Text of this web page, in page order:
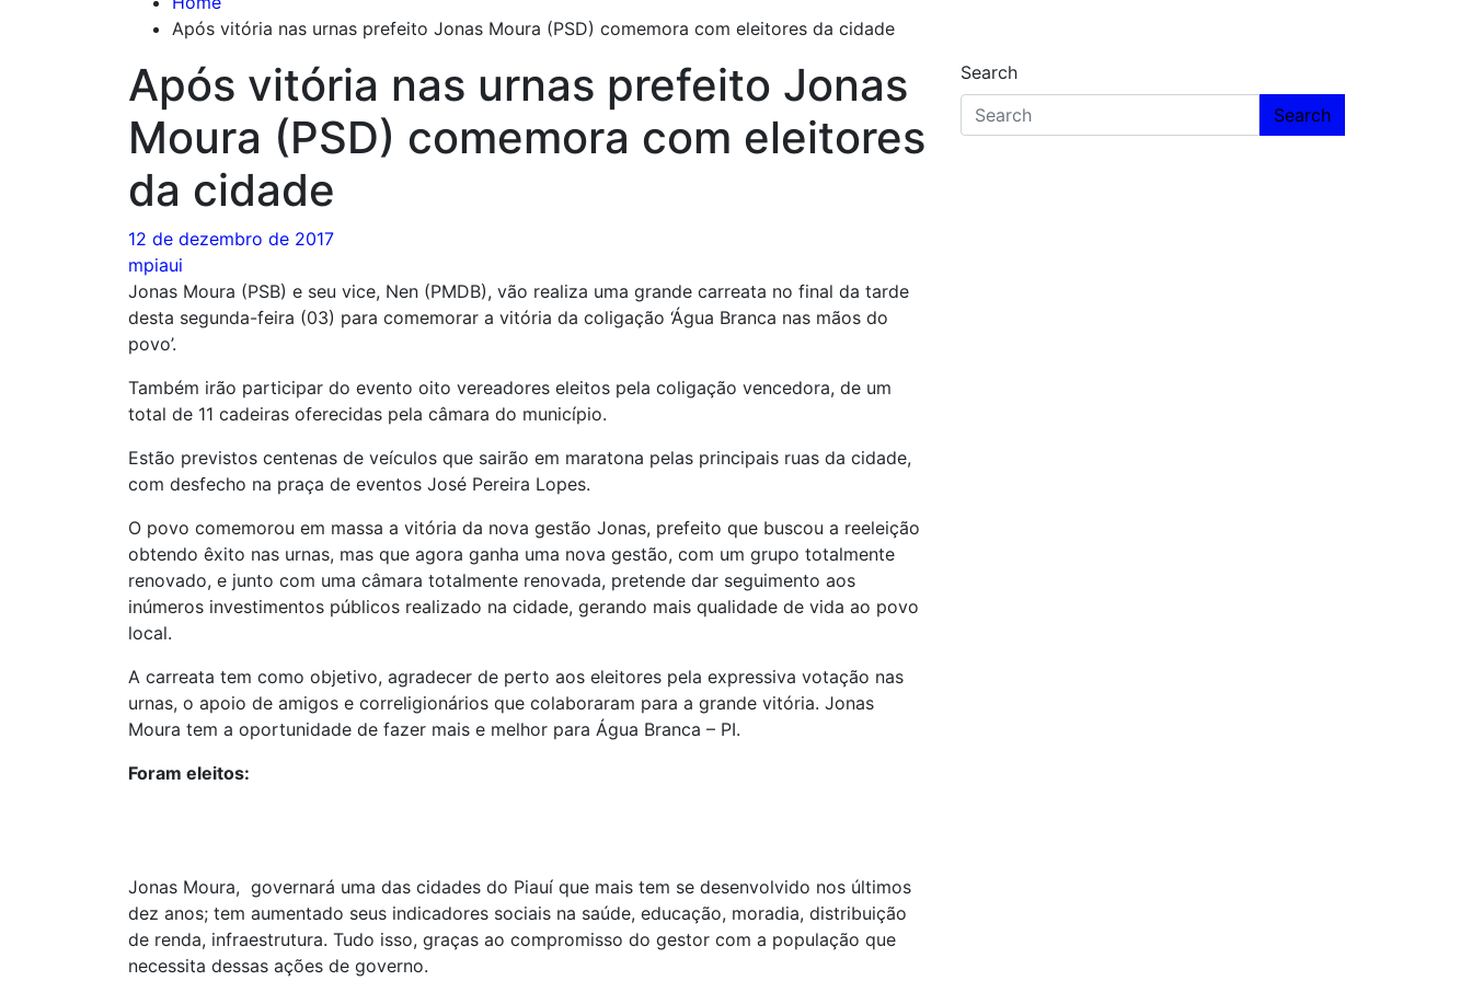
Após vitória nas urnas prefeito Jonas Moura (PSD) comemora com eleitores da cidade
Após vitória nas urnas prefeito Jonas
Moura (PSD) comemora com eleitores
da cidade
12 de dezembro de 2017
mpiaui
Jonas Moura (PSB) e seu vice, Nen (PMDB), vão realiza uma grande carreata no final da tarde
desta segunda-feira (03) para comemorar a vitória da coligação ‘Água Branca nas mãos do
povo’.
Também irão participar do evento oito vereadores eleitos pela coligação vencedora, de um
total de 11 cadeiras oferecidas pela câmara do município.
Estão previstos centenas de veículos que sairão em maratona pelas principais ruas da cidade,
com desfecho na praça de eventos José Pereira Lopes.
O povo comemorou em massa a vitória da nova gestão Jonas, prefeito que buscou a reeleição
obtendo êxito nas urnas, mas que agora ganha uma nova gestão, com um grupo totalmente
renovado, e junto com uma câmara totalmente renovada, pretende dar seguimento aos
inúmeros investimentos públicos realizado na cidade, gerando mais qualidade de vida ao povo
local.
A carreata tem como objetivo, agradecer de perto aos eleitores pela expressiva votação nas
urnas, o apoio de amigos e correligionários que colaboraram para a grande vitória. Jonas
Moura tem a oportunidade de fazer mais e melhor para Água Branca – PI.
Foram eleitos:
Jonas Moura, governará uma das cidades do Piauí que mais tem se desenvolvido nos últimos
dez anos; tem aumentado seus indicadores sociais na saúde, educação, moradia, distribuição
de renda, infraestrutura. Tudo isso, graças ao compromisso do gestor com a população que
necessita dessas ações de governo.
Search
Search